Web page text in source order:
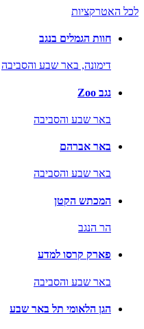
לכל האטרקציות
חוות הגמלים בנגב
דימונה, באר שבע והסביבה
נגב Zoo
באר שבע והסביבה
באר אברהם
באר שבע והסביבה
המכתש הקטן
הר הנגב
פארק קרסו למדע
באר שבע והסביבה
הגן הלאומי תל באר שבע